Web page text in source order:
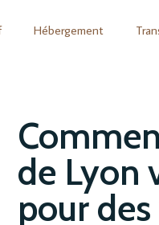
Hébergement
de Lyon
pour